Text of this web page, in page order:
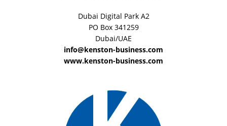
Dubai Digital Park A2
PO Box 341259
Dubai/UAE
info@kenston-business.com
www.kenston-business.com